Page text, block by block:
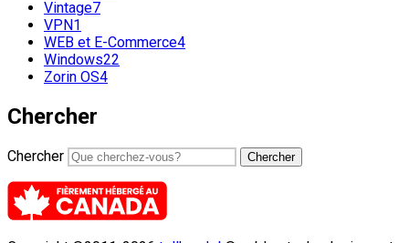
Vintage7
VPN1
WEB et E-Commerce4
Windows22
Zorin OS4
Chercher
Chercher